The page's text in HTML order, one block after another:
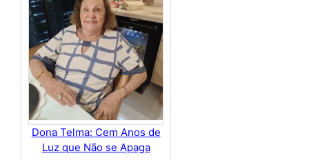
Dona Telma: Cem Anos de
Luz que Não se Apaga